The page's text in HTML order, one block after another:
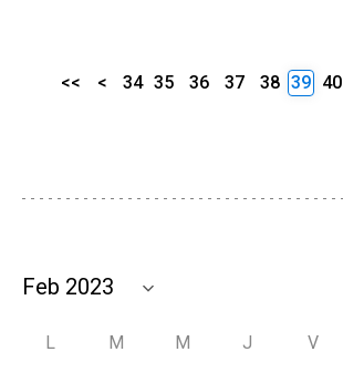
<< < 34 35 36 37 38 39 40
L M M J V